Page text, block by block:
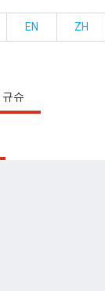
규슈
EN ZH